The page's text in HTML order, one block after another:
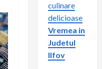
culinare
delicioase
Vremea in
Judetul
Ilfov